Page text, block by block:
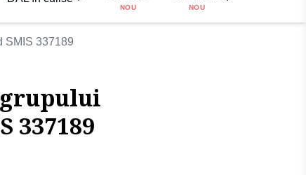
NOU NOU
SMIS 337189
grupului
337189